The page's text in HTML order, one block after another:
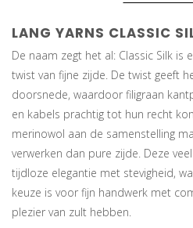
LANG YARNS CLASSIC
De naam zegt het al: Classic Silk
twist van fijne zijde. De twist geeft
doorsnede, waardoor filigraan
en kabels prachtig tot hun recht
merinowol aan de samenstelling
verwerken dan pure zijde. Deze
tijdloze elegantie met stevigheid,
keuze is voor fijn handwerk met
plezier van zult hebben.